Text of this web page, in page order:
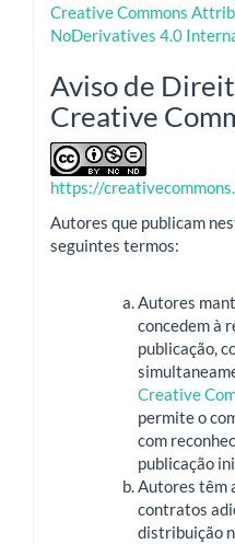
Creative Commons
NoDerivatives 4.0
Aviso de
Creative
https://
Autores que publicam
seguintes termos:
Autores
concedem à
publicação,
Creative
permite o
com
publicação
Autores têm
contratos
distribuição